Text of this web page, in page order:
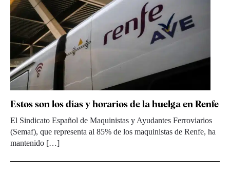
Estos son los días y horarios de la huelga en Renfe
El Sindicato Español de Maquinistas y Ayudantes Ferroviarios
(Semaf), que representa al 85% de los maquinistas de Renfe, ha
mantenido […]